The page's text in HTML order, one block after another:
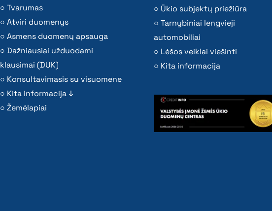
Tvarumas
Atviri duomenys
Asmens duomenų apsauga
Dažniausiai užduodami
klausimai (DUK)
Konsultavimasis su visuomene
Kita informacija ↓
Žemėlapiai
Ūkio subjektų priežiūra
Tarnybiniai lengvieji
automobiliai
Lėšos veiklai viešinti
Kita informacija